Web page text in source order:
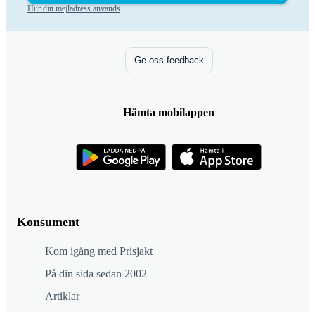
Hur din mejladress används
Konsument
Kom igång med Prisjakt
På din sida sedan 2002
Artiklar
Ge oss feedback
Hämta mobilappen